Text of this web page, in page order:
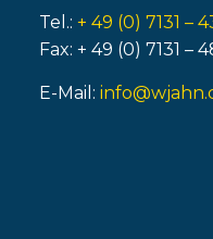
Tel.: + 49 (0) 7131 –
Fax: + 49 (0) 7131 –
E-Mail: